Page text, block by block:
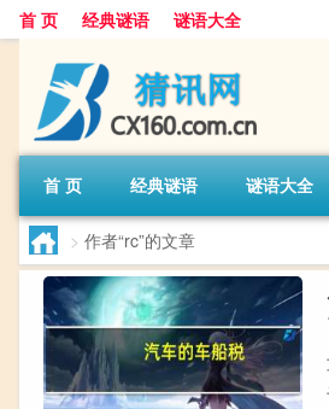
首 页 经典谜语 谜语大全
首 页 经典谜语 谜语大全
> 作者“rc”的文章